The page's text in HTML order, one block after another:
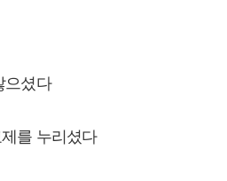
으셨다
를 누리셨다